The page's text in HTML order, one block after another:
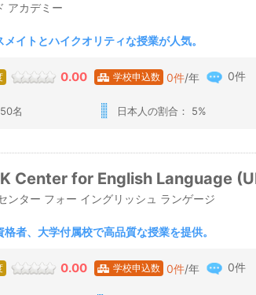
アカデミー
イトとハイクオリティな授業が人気。
0.00 学校申込数 0件/年 0件
名 日本人の割合： 5%
Center for English Language
ンター フォー イングリッシュ ランゲージ
者、大学付属校で高品質な授業を提供。
0.00 学校申込数 0件/年 0件